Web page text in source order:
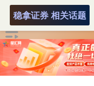
稳拿证券 相关话题